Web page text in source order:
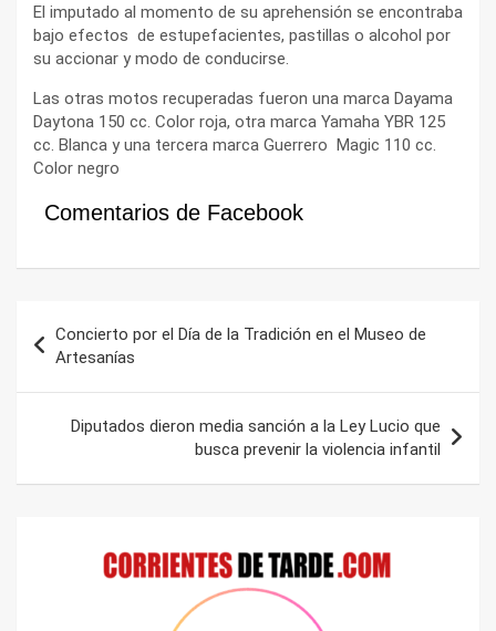
El imputado al momento de su aprehensión se encontraba
bajo efectos de estupefacientes, pastillas o alcohol por
su accionar y modo de conducirse.
Las otras motos recuperadas fueron una marca Dayama
Daytona 150 cc. Color roja, otra marca Yamaha YBR 125
cc. Blanca y una tercera marca Guerrero Magic 110 cc.
Color negro
Comentarios de Facebook
de
entradas
Concierto por el Día de la Tradición en el Museo de
Artesanías
Diputados dieron media sanción a la Ley Lucio que
busca prevenir la violencia infantil